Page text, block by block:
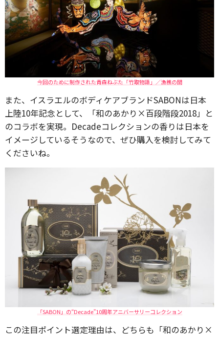
今回のために制作された青森ねぶた「竹取物語」／漁樵の間
また、イスラエルのボディケアブランドSABONは日本
上陸10年記念として、「和のあかり×百段階段2018」と
のコラボを実現。Decadeコレクションの香りは日本を
イメージしているそうなので、ぜひ購入を検討してみて
くださいね。
「SABON」の“Decade”10周年アニバーサリーコレクション
この注目ポイント選定理由は、どちらも「和のあかり×